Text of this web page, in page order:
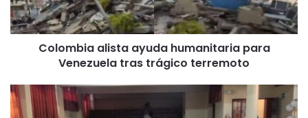
Colombia alista ayuda humanitaria para
Venezuela tras trágico terremoto